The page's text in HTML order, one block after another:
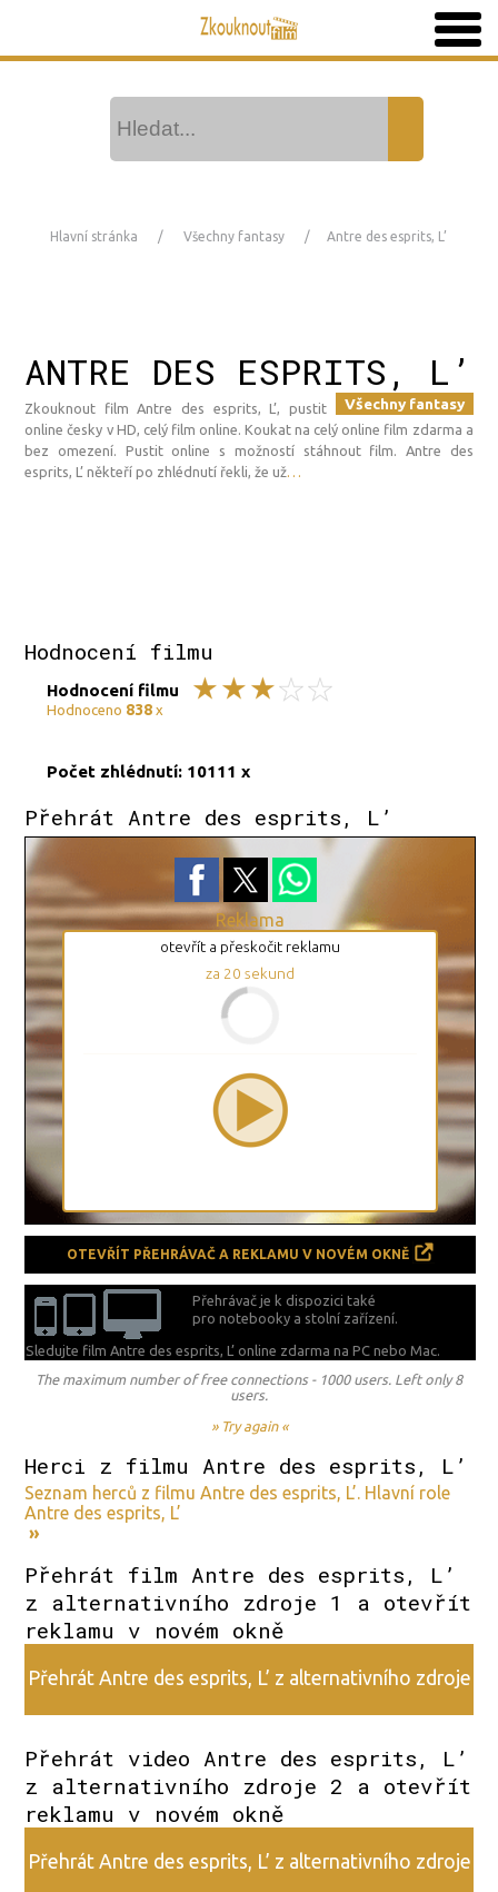
Hlavní stránka Všechny fantasy Antre des esprits, L’
ANTRE DES ESPRITS, L’
Všechny fantasy
Zkouknout film Antre des esprits, L’, pustit
online česky v HD, celý film online. Koukat na celý online film zdarma a
bez omezení. Pustit online s možností stáhnout film. Antre des
esprits, L’ někteří po zhlédnutí řekli, že už
Hodnocení filmu
Hodnocení filmu
Hodnoceno 838x
Počet zhlédnutí: 10111 x
Přehrát Antre des esprits, L’
Reklama
otevřít a přeskočit reklamu
za 19 sekund
OTEVŘÍT PŘEHRÁVAČ A REKLAMU V NOVÉM OKNĚ
Přehrávač je k dispozici také
pro notebooky a stolní zařízení.
Sledujte film Antre des esprits, L’ online zdarma naPC nebo Mac.
The maximum number of free connections - 1000 users. Left only 8
users.
» Try again «
Herci z filmu Antre des esprits, L’
Seznam herců z filmu Antre des esprits, L’. Hlavní role
Antre des esprits, L’
»
Přehrát film Antre des esprits, L’
z alternativního zdroje 1 a otevřít
reklamu v novém okně
Přehrát Antre des esprits, L’ z alternativního zdroje
Přehrát video Antre des esprits, L’
z alternativního zdroje 2 a otevřít
reklamu v novém okně
Přehrát Antre des esprits, L’ z alternativního zdroje